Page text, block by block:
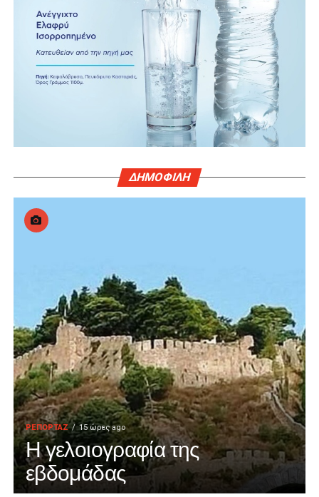
ΔΗΜΟΦΙΛΗ
ΡΕΠΟΡΤΑΖ 15 ώρες ago
Η γελοιογραφία της
εβδομάδας